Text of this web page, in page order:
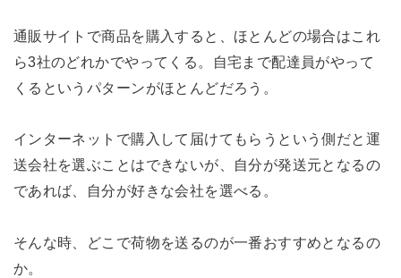
通販サイトで商品を購入すると、ほとんどの場合はこれ
ら3社のどれかでやってくる。自宅まで配達員がやって
くるというパターンがほとんどだろう。
インターネットで購入して届けてもらうという側だと運
送会社を選ぶことはできないが、自分が発送元となるの
であれば、自分が好きな会社を選べる。
そんな時、どこで荷物を送るのが一番おすすめとなるの
か。